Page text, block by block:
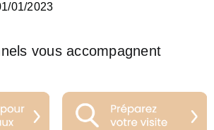
01/2023
vous accompagnent